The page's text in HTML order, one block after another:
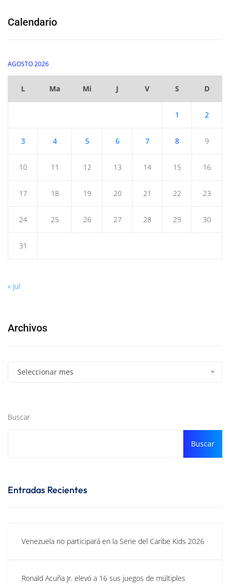
Calendario
AGOSTO 2026
L Ma Mi J V S D
1 2
3 4 5 6 7 8 9
10 11 12 13 14 15 16
17 18 19 20 21 22 23
24 25 26 27 28 29 30
31
« Jul
Archivos
Seleccionar mes
Buscar
Buscar
Entradas Recientes
Venezuela no participará en la Serie del Caribe Kids 2026
Ronald Acuña Jr. elevó a 16 sus juegos de múltiples